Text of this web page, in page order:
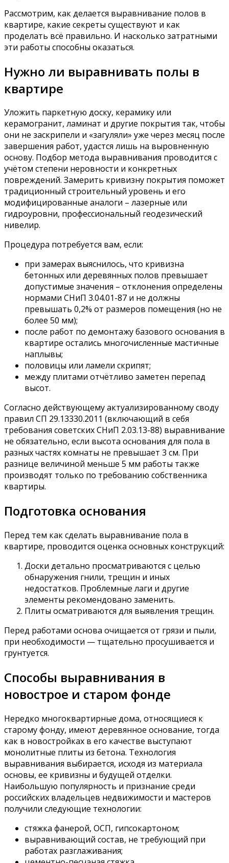
Рассмотрим, как делается выравнивание полов в
квартире, какие секреты существуют и как
проделать всё правильно. И насколько затратными
эти работы способны оказаться.
Нужно ли выравнивать полы в
квартире
Уложить паркетную доску, керамику или
керамогранит, ламинат и другие покрытия так, чтобы
они не заскрипели и «загуляли» уже через месяц после
завершения работ, удастся лишь на выровненную
основу. Подбор метода выравнивания проводится с
учётом степени неровности и конкретных
повреждений. Замерить кривизну покрытия поможет
традиционный строительный уровень и его
модифицированные аналоги – лазерные или
гидроуровни, профессиональный геодезический
нивелир.
Процедура потребуется вам, если:
при замерах выяснилось, что кривизна
бетонных или деревянных полов превышает
допустимые значения – отклонения определены
нормами СНиП 3.04.01-87 и не должны
превышать 0,2% от размеров помещения (но не
более 50 мм);
после работ по демонтажу базового основания в
квартире остались многочисленные мастичные
наплывы;
половицы или ламели скрипят;
между плитами отчётливо заметен перепад
высот.
Согласно действующему актуализированному своду
правил СП 29.13330.2011 (включающий в себя
требования советских СНиП 2.03.13-88) выравнивание
не обязательно, если высота основания для пола в
разных частях комнаты не превышает 3 см. При
разнице величиной меньше 5 мм работы также
производят только по требованию собственника
квартиры.
Подготовка основания
Перед тем как сделать выравнивание пола в
квартире, проводится оценка основных конструкций:
Доски детально просматриваются с целью
обнаружения гнили, трещин и иных
недостатков. Проблемные лаги и другие
элементы рекомендовано заменить.
Плиты осматриваются для выявления трещин.
Перед работами основа очищается от грязи и пыли,
при необходимости — тщательно просушивается и
грунтуется.
Способы выравнивания в
новострое и старом фонде
Нередко многоквартирные дома, относящиеся к
старому фонду, имеют деревянное основание, тогда
как в новостройках в его качестве выступают
монолитные плиты из бетона. Технология
выравнивания выбирается, исходя из материала
основы, ее кривизны и будущей отделки.
Наибольшую популярность и признание среди
российских владельцев недвижимости и мастеров
получили следующие технологии:
стяжка фанерой, ОСП, гипсокартоном;
выравнивающий состав, не требующий при
работах разглаживания;